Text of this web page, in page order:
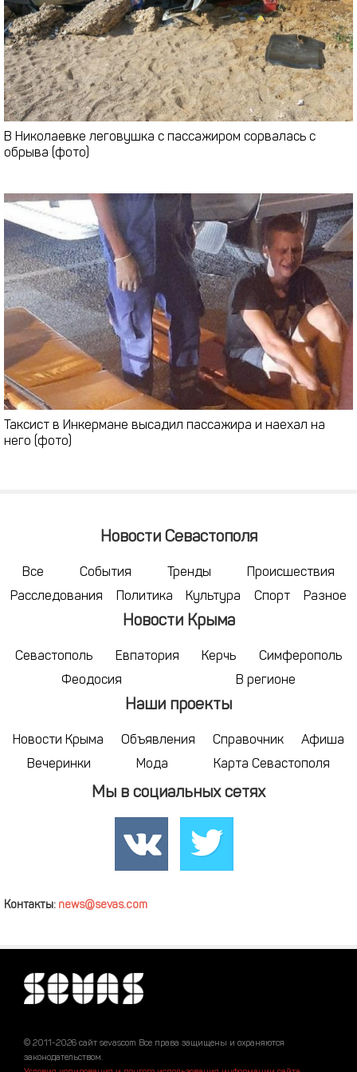
В Николаевке леговушка с пассажиром сорвалась с
обрыва (фото)
Таксист в Инкермане высадил пассажира и наехал на
него (фото)
Новости Севастополя
Все События Тренды
Происшествия
Расследования
Политика Культура Спорт Разное
Новости Крыма
Севастополь Евпатория Керчь
Симферополь
Феодосия
В регионе
Наши проекты
Новости Крыма Объявления Справочник
Афиша
Вечеринки
Мода Карта Севастополя
Мы в социальных сетях
Контакты: news@sevas.com
© 2011-2026 сайт sevascom Все права защищены и охраняются
законодательством.